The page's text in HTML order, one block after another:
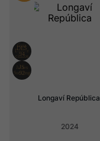
Longaví República
2024